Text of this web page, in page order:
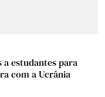
estudantes para
com a Ucrânia